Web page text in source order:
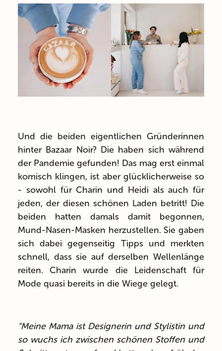
Und die beiden eigentlichen Gründerinnen
hinter Bazaar Noir? Die haben sich während
der Pandemie gefunden! Das mag erst einmal
komisch klingen, ist aber glücklicherweise so
- sowohl für Charin und Heidi als auch für
jeden, der diesen schönen Laden betritt! Die
beiden hatten damals damit begonnen,
Mund-Nasen-Masken herzustellen. Sie gaben
sich dabei gegenseitig Tipps und merkten
schnell, dass sie auf derselben Wellenlänge
reiten. Charin wurde die Leidenschaft für
Mode quasi bereits in die Wiege gelegt.
“Meine Mama ist Designerin und Stylistin und
so wuchs ich zwischen schönen Stoffen und